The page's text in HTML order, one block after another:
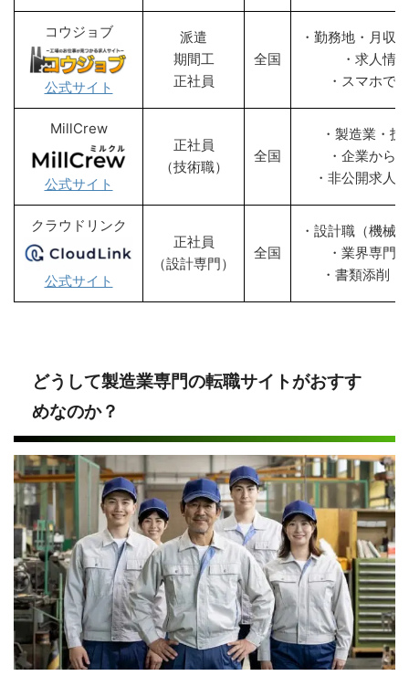
コウジョブ
公式サイト
派遣
期間工
正社員
全国
・勤務地・月収
・求人情
・スマホで
MillCrew
公式サイト
正社員
（技術職）
全国
・製造業・
・企業から
・非公開求人
クラウドリンク
公式サイト
正社員
（設計専門）
全国
・設計職（機械
・業界専門
・書類添削
どうして製造業専門の転職サイトがおすす
めなのか？